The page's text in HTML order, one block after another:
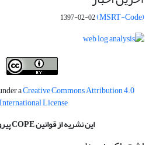
(MSRT-Code)
1397-02-02
aCreative Commons Attribution 4.0
International License
این نشریه از قوانین COPE پیروی می کند